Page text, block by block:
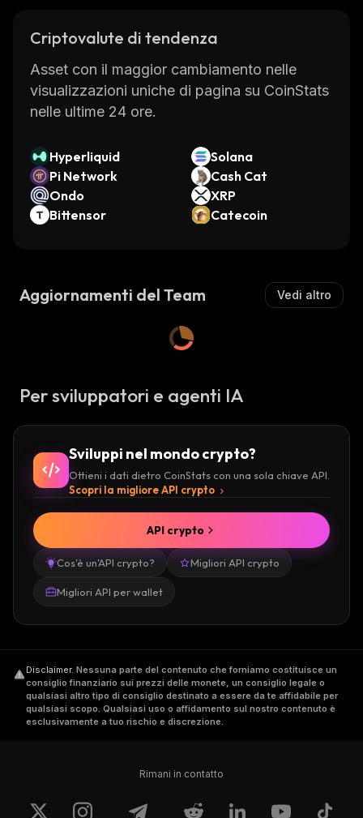
Criptovalute di tendenza
Asset con il maggior cambiamento nelle
visualizzazioni uniche di pagina su CoinStats
nelle ultime 24 ore.
Hyperliquid
Solana
Pi Network
Cash Cat
Ondo
XRP
Bittensor
Catecoin
Aggiornamenti del Team Vedi altro
Per sviluppatori e agenti IA
Sviluppi nel mondo crypto?
Ottieni i dati dietro CoinStats con una sola chiave API.
Scopri la migliore API crypto
Cos'è un'API crypto? Migliori API crypto
Migliori API per wallet
API crypto
Disclaimer. Nessuna parte del contenuto che forniamo costituisce un
consiglio finanziario sui prezzi delle monete, un consiglio legale o
qualsiasi altro tipo di consiglio destinato a essere da te affidabile per
qualsiasi scopo. Qualsiasi uso o affidamento sul nostro contenuto è
esclusivamente a tuo rischio e discrezione.
Rimani in contatto